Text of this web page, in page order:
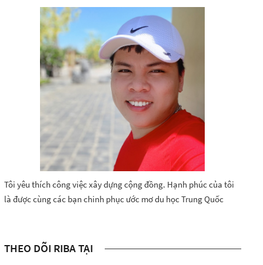
Tôi yêu thích công việc xây dựng cộng đồng. Hạnh phúc của tôi
là được cùng các bạn chinh phục ước mơ du học Trung Quốc
THEO DÕI RIBA TẠI